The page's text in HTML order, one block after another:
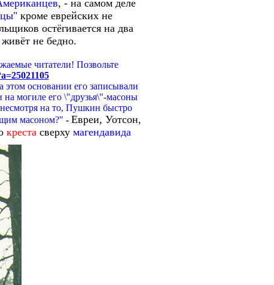
, - на самом деле
кроме еврейских не
остёгивается на два
не бедно.
читатели! Позвольте
основании его записывали
могиле его \"друзья\"-масоны
на то, Пушкин быстро
масоном?" - Евреи, Уотсон,
крестасверху магендавида